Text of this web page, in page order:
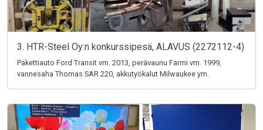
3. HTR-Steel Oy:n konkurssipesä, ALAVUS (2272112-4)
Pakettiauto Ford Transit vm. 2013, perävaunu Farmi vm. 1999,
vannesaha Thomas SAR 220, akkutyökalut Milwaukee ym.